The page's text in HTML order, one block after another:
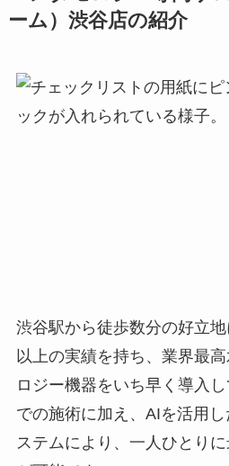
ーム）渋谷店の紹介
渋谷駅から徒歩数分の好立
以上の実績を持ち、業界最
ロジー機器をいち早く導入
での施術に加え、AIを活用
ステムにより、一人ひとり